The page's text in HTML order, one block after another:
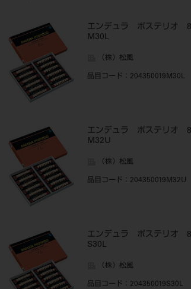
エンデュラ ポステリ
M30L
（株）松風
品目コード ：204350019M30L
エンデュラ ポステリ
M32U
（株）松風
品目コード ：204350019M32U
エンデュラ ポステリ
S30L
（株）松風
品目コード ：204350019S30L